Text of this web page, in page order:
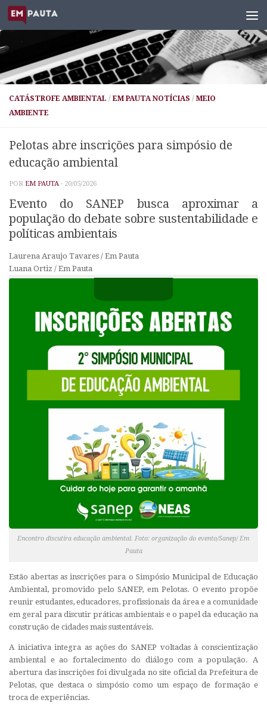
Skip to content
CATÁSTROFE AMBIENTAL / EM PAUTA NOTÍCIAS / MEIO
AMBIENTE
Pelotas abre inscrições para simpósio de
educação ambiental
POR EM PAUTA · 20/05/2026
Evento do SANEP busca aproximar a
população do debate sobre sustentabilidade e
políticas ambientais
Laurena Araujo Tavares / Em Pauta
Luana Ortiz / Em Pauta
Encontro discutira educação ambiental. Foto: organização do evento/Sanep/ Em
Pauta
Estão abertas as inscrições para o Simpósio Municipal de Educação
Ambiental, promovido pelo SANEP, em Pelotas. O evento propõe
reunir estudantes, educadores, profissionais da área e a comunidade
em geral para discutir práticas ambientais e o papel da educação na
construção de cidades mais sustentáveis.
A iniciativa integra as ações do SANEP voltadas à conscientização
ambiental e ao fortalecimento do diálogo com a população. A
abertura das inscrições foi divulgada no site oficial da Prefeitura de
Pelotas, que destaca o simpósio como um espaço de formação e
troca de experiências.